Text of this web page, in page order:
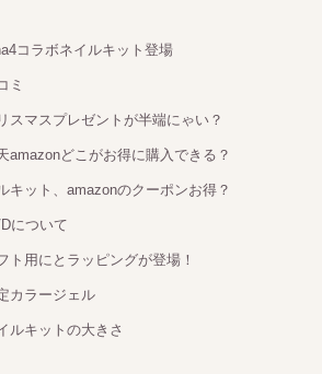
コラボネイルキット登場
ミ
スマスプレゼントが半端にゃい？
amazonどこがお得に購入できる？
キット、amazonのクーポンお得？
について
ト用にとラッピングが登場！
カラージェル
ルキットの大きさ